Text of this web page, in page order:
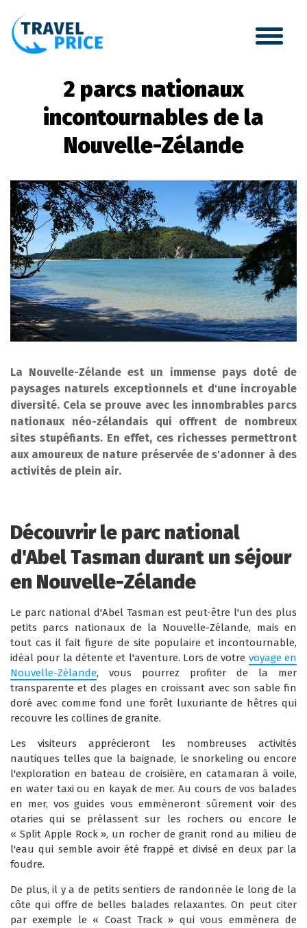
2 parcs nationaux
incontournables de la
Nouvelle-Zélande
La Nouvelle-Zélande est un immense pays doté de
paysages naturels exceptionnels et d'une incroyable
diversité. Cela se prouve avec les innombrables parcs
nationaux néo-zélandais qui offrent de nombreux
sites stupéfiants. En effet, ces richesses permettront
aux amoureux de nature préservée de s'adonner à des
activités de plein air.
Découvrir le parc national
d'Abel Tasman durant un séjour
en Nouvelle-Zélande
Le parc national d'Abel Tasman est peut-être l'un des plus
petits parcs nationaux de la Nouvelle-Zélande, mais en
tout cas il fait figure de site populaire et incontournable,
idéal pour la détente et l'aventure. Lors de votre voyage en
Nouvelle-Zélande, vous pourrez profiter de la mer
transparente et des plages en croissant avec son sable fin
doré avec comme fond une forêt luxuriante de hêtres qui
recouvre les collines de granite.
Les visiteurs apprécieront les nombreuses activités
nautiques telles que la baignade, le snorkeling ou encore
l'exploration en bateau de croisière, en catamaran à voile,
en water taxi ou en kayak de mer. Au cours de vos balades
en mer, vos guides vous emmèneront sûrement voir des
otaries qui se prélassent sur les rochers ou encore le
« Split Apple Rock », un rocher de granit rond au milieu de
l'eau qui semble avoir été frappé et divisé en deux par la
foudre.
De plus, il y a de petits sentiers de randonnée le long de la
côte qui offre de belles balades relaxantes. On peut citer
par exemple le « Coast Track » qui vous emmènera de